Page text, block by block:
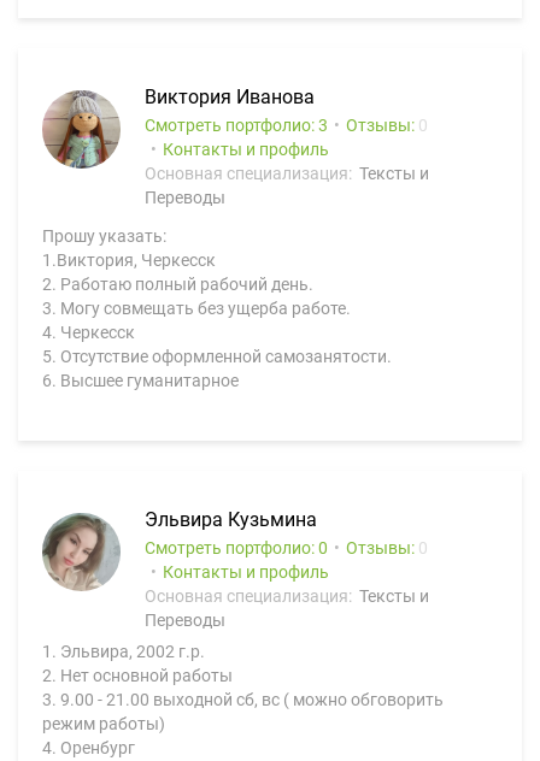
Виктория Иванова
Смотреть портфолио: 3 Отзывы: 0
Контакты и профиль
Основная специализация: Тексты и
Переводы
Прошу указать:
1.Виктория, Черкесск
2. Работаю полный рабочий день.
3. Могу совмещать без ущерба работе.
4. Черкесск
5. Отсутствие оформленной самозанятости.
6. Высшее гуманитарное
Эльвира Кузьмина
Смотреть портфолио: 0 Отзывы: 0
Контакты и профиль
Основная специализация: Тексты и
Переводы
1. Эльвира, 2002 г.р.
2. Нет основной работы
3. 9.00 - 21.00 выходной сб, вс ( можно обговорить
режим работы)
4. Оренбург